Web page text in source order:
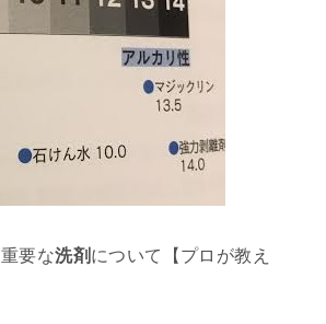
要な洗剤 について【プロが教え